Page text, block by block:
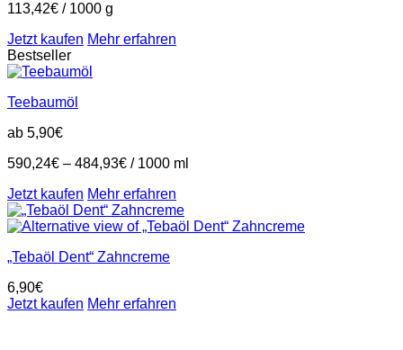
113,42€ / 1000 g
Jetzt kaufen Mehr erfahren
Bestseller
Teebaumöl
ab 5,90€
590,24€ – 484,93€ / 1000 ml
Jetzt kaufen Mehr erfahren
„Tebaöl Dent“ Zahncreme
6,90€
Jetzt kaufen Mehr erfahren